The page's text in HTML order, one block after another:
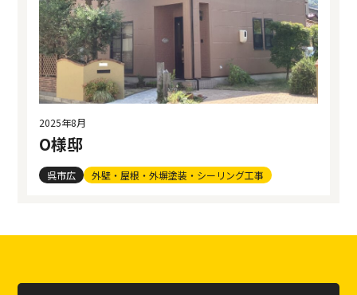
2025年8月
O様邸
呉市広 外壁・屋根・外塀塗装・シーリング工事